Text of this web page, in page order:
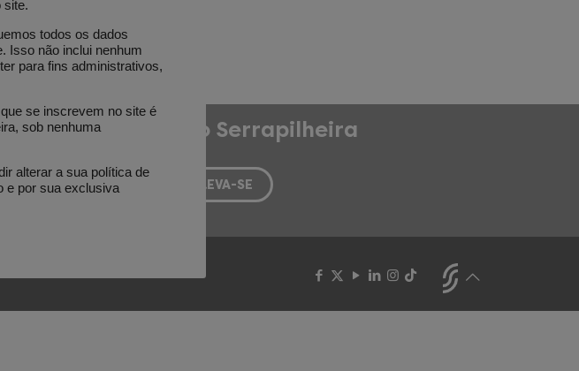
as novidades do Serrapilheira
site.
todos os dados
Isso não inclui nenhum
para fins administrativos,
se inscrevem no site é
sob nenhuma
alterar a sua política de
e por sua exclusiva